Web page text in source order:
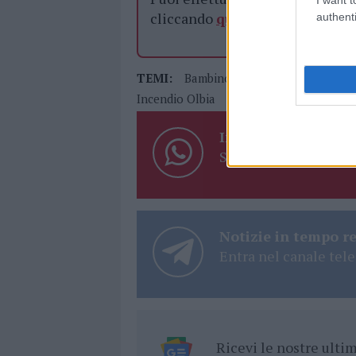
cliccando qui
TEMI: Bambino Camper Camper
Incendio Olbia
Inviaci le tue
Su WhatsApp al
Notizie in tempo
Entra nel canale
Ricevi le nostre